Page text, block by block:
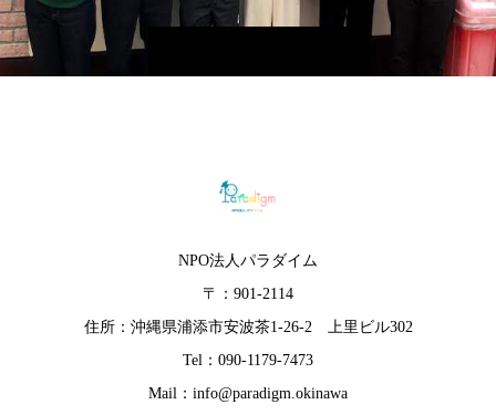
NPO法人パラダイム
〒：901-2114
住所：沖縄県浦添市安波茶1-26-2 上里ビル302
Tel：090-1179-7473
Mail：info@paradigm.okinawa